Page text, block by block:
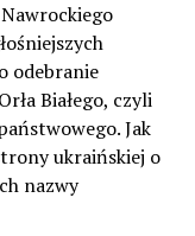
odebranie
Białego, czyli
Jak
ukraińskiej o
nazwy